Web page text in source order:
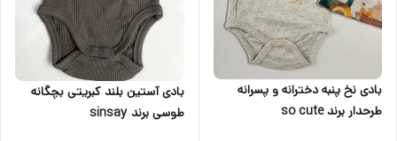
بادی نخ پنبه دخترانه و پسرانه
طرحدار برند so cute
بادی آستین بلند کبریتی بچگانه
طوسی برند sinsay